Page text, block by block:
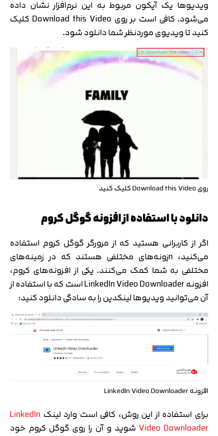
ویدیوها یک آیکون مربوط به این نرم‌افزار نشان داده
می‌شود. کافی است بر روی Download this Video کلیک
کنید تا ویدیوی موردنظر شما دانلود شود.
روی Download this Video کلیک کنید
دانلود با استفاده از افزونه گوگل کروم
اگر از کاربرانی هستید که از مرورگر گوگل کروم استفاده
می‌کنید، nزونه‌های مختلفی هستند که در زمینه‌های
مختلفی به شما کمک می‌کنند. یکی از افزونه‌های کروم،
افزونه LinkedIn Video Downloader است که با استفاده از
آن می‌توانید ویدیوها لینکدین را به سادگی دانلود کنید:
افزونه LinkedIn Video Downloader
برای استفاده از این روش، کافی است وارد لینک LinkedIn
Video Downloader شوید و آن را روی گوگل کروم خود
تایید کد
دریافت مجدد کد: 00:59